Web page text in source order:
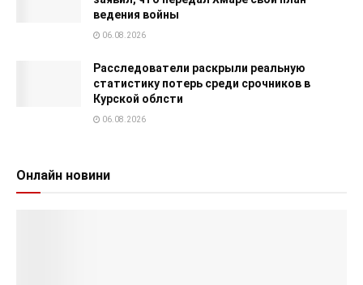
ведения войны
06.08.2026
Расследователи раскрыли реальную
статистику потерь среди срочников в
Курской облсти
06.08.2026
Онлайн новини